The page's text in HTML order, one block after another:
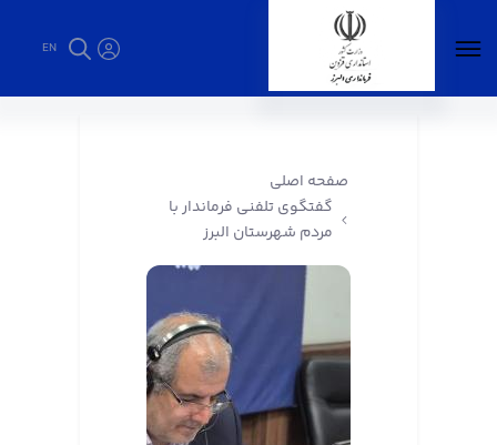
EN
صفحه اصلی
گفتگوی تلفنی فرماندار با
مردم شهرستان البرز